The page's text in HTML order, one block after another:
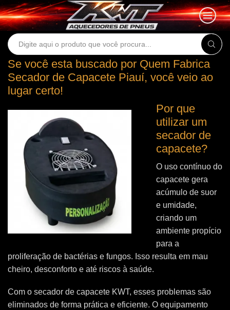
Search
Se você esta buscado por Quem Fabrica
Secador de Capacete Piauí, você veio ao
lugar certo!
Por que
utilizar um
secador de
capacete?
O uso contínuo do
capacete gera
acúmulo de suor
e umidade,
criando um
ambiente propício
para a
proliferação de bactérias e fungos. Isso resulta em mau
cheiro, desconforto e até riscos à saúde.
Com o secador de capacete KWT, esses problemas são
eliminados de forma prática e eficiente. O equipamento